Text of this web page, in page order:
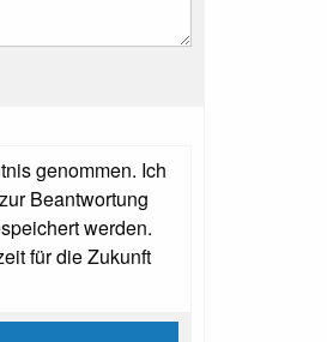
genommen. Ich
Beantwortung
werden.
für die Zukunft